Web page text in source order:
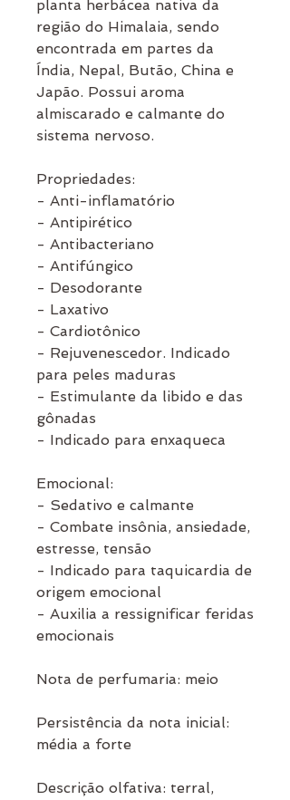
planta herbácea nativa da
região do Himalaia, sendo
encontrada em partes da
Índia, Nepal, Butão, China e
Japão. Possui aroma
almiscarado e calmante do
sistema nervoso.
Propriedades:
- Anti-inflamatório
- Antipirético
- Antibacteriano
- Antifúngico
- Desodorante
- Laxativo
- Cardiotônico
- Rejuvenescedor. Indicado
para peles maduras
- Estimulante da libido e das
gônadas
- Indicado para enxaqueca
Emocional:
- Sedativo e calmante
- Combate insônia, ansiedade,
estresse, tensão
- Indicado para taquicardia de
origem emocional
- Auxilia a ressignificar feridas
emocionais
Nota de perfumaria: meio
Persistência da nota inicial:
média a forte
Descrição olfativa: terral,